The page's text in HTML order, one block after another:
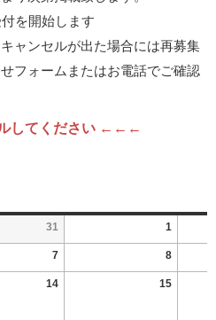
を開始します
ャンセルが出た場合には再募集
フォームまたはお電話でご確認
してください ←←←
31 1
7 8
14 15